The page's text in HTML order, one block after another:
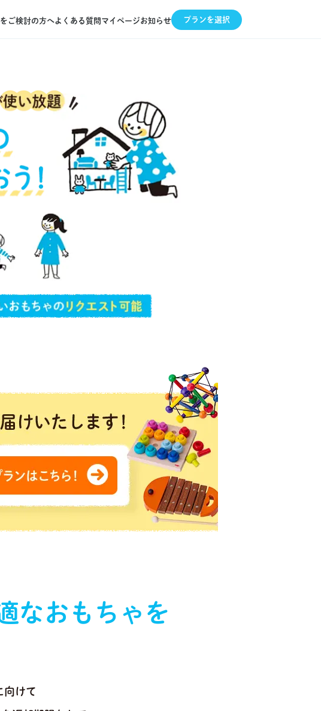
ご検討の方へよくある質問マイページお知らせ プランを選択
なおもちゃを
向けて